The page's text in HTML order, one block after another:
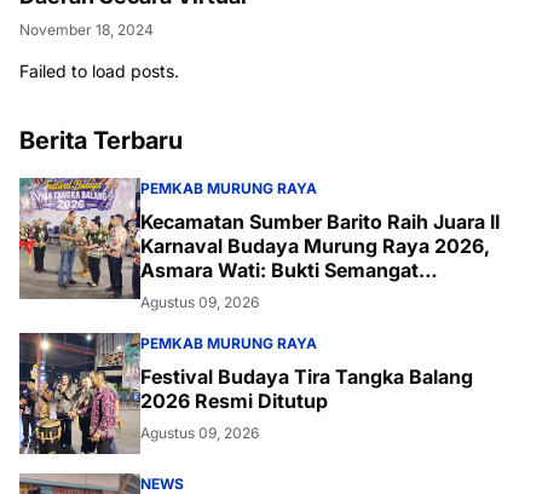
November 18, 2024
Failed to load posts.
Berita Terbaru
PEMKAB MURUNG RAYA
Kecamatan Sumber Barito Raih Juara II
Karnaval Budaya Murung Raya 2026,
Asmara Wati: Bukti Semangat
Melestarikan Budaya
Agustus 09, 2026
PEMKAB MURUNG RAYA
Festival Budaya Tira Tangka Balang
2026 Resmi Ditutup
Agustus 09, 2026
NEWS